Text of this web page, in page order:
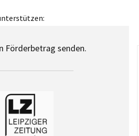
Förderbetrag senden.